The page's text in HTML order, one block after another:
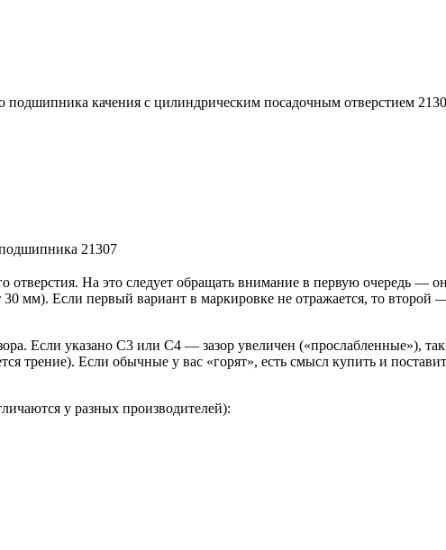
подшипника качения с цилиндрическим посадочным отверстием
На это следует обращать внимание в первую очередь —
мм). Если первый вариант в маркировке не отражается, то второй —
Если указано С3 или C4 — зазор увеличен («прослабленные»),
трение). Если обычные у вас «горят», есть смысл купить и
у разных производителей):